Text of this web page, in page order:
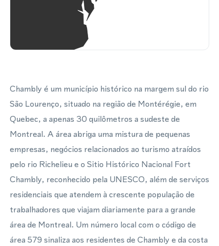
Chambly é um município histórico na margem sul do rio
São Lourenço, situado na região de Montérégie, em
Quebec, a apenas 30 quilômetros a sudeste de
Montreal. A área abriga uma mistura de pequenas
empresas, negócios relacionados ao turismo atraídos
pelo rio Richelieu e o Sitio Histórico Nacional Fort
Chambly, reconhecido pela UNESCO, além de serviços
residenciais que atendem à crescente população de
trabalhadores que viajam diariamente para a grande
área de Montreal. Um número local com o código de
área 579 sinaliza aos residentes de Chambly e da costa